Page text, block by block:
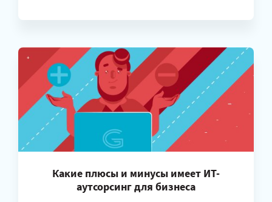
Какие плюсы и минусы имеет ИT-
аутсорсинг для бизнеса